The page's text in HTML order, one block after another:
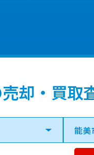
却・買取